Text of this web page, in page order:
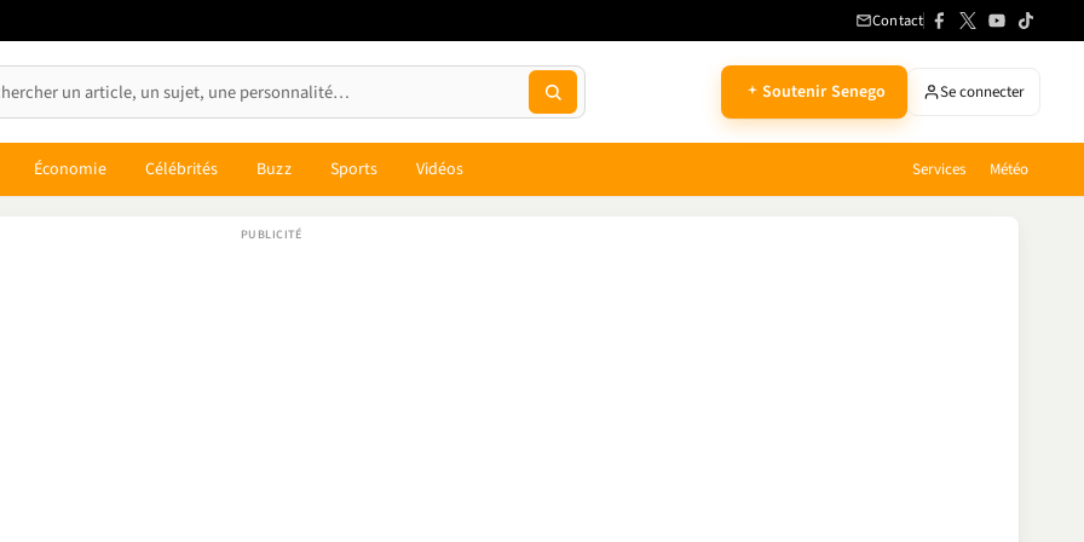
Contact
Soutenir Senego Se connecter
Économie Célébrités Buzz Sports Vidéos Services Météo